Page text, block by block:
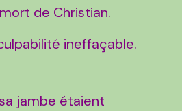
de Christian.
ineffaçable.
jambe étaient